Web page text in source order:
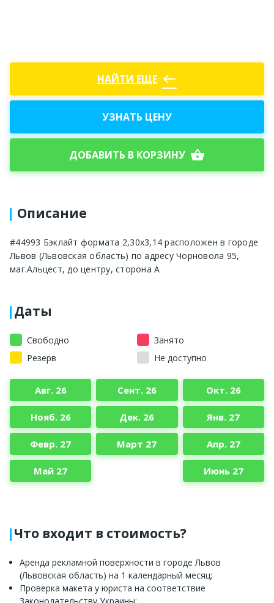
НАЙТИ ЕЩЕ west
УЗНАТЬ ЦЕНУ
ДОБАВИТЬ В КОРЗИНУ shopping_basket
Описание
#44993 Бэклайт формата 2,30х3,14 расположен в городе
Львов (Львовская область) по адресу Чорновола 95,
маг.Альцест, до центру, сторона A
Даты
Свободно
Занято
Резерв
Не доступно
Авг. 26 Сент. 26 Окт. 26
Нояб. 26 Дек. 26 Янв. 27
Февр. 27 Март 27 Апр. 27
Май 27 Июнь 27
Что входит в стоимость?
Аренда рекламной поверхности в городе Львов
(Львовская область) на 1 календарный месяц;
Проверка макета у юриста на соответствие